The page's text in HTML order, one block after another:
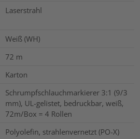
Laserstrahl
Weiß (WH)
72 m
Karton
Schrumpfschlauchmarkierer 3:1 (9/3
mm), UL-gelistet, bedruckbar, weiß,
72m/Box = 4 Rollen
Polyolefin, strahlenvernetzt (PO-X)